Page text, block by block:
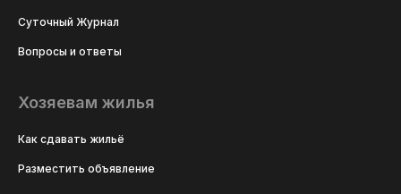
Суточный Журнал
Вопросы и ответы
Хозяевам жилья
Как сдавать жильё
Разместить объявление